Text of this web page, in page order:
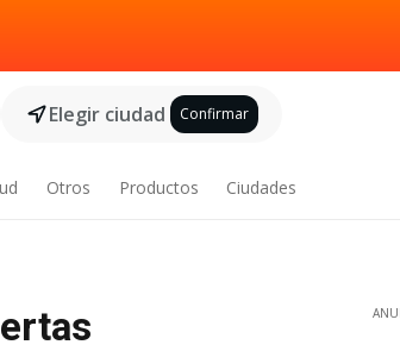
Elegir ciudad Confirmar
Otros Productos Ciudades